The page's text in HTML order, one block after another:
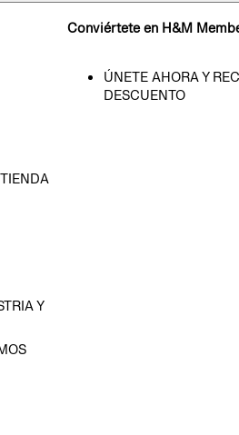
Y
Conviértete en H&M
ÚNETE AHORA Y
DESCUENTO